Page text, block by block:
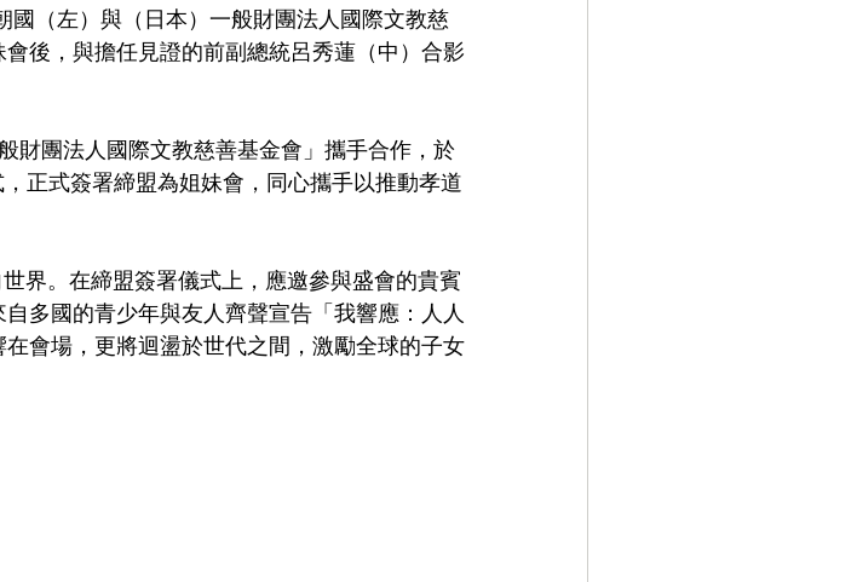
（左）與（日本）一般財團法人國際文教慈
後，與擔任見證的前副總統呂秀蓮（中）合影
財團法人國際文教慈善基金會」攜手合作，於
正式簽署締盟為姐妹會，同心攜手以推動孝道
多國的青少年與友人齊聲宣告「我響應：人人
會場，更將迴盪於世代之間，激勵全球的子女